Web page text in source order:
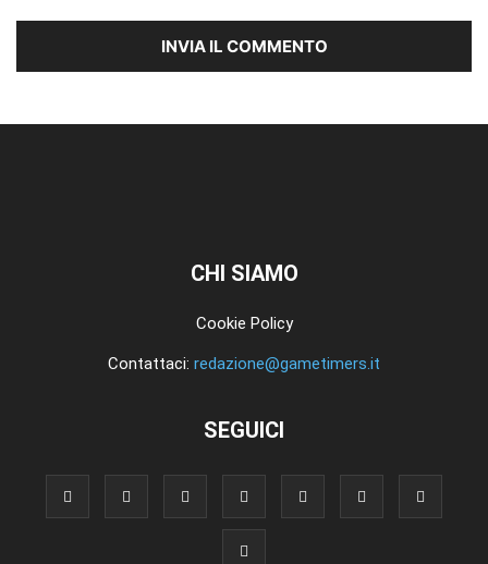
CHI SIAMO
Cookie Policy
Contattaci: redazione@gametimers.it
SEGUICI